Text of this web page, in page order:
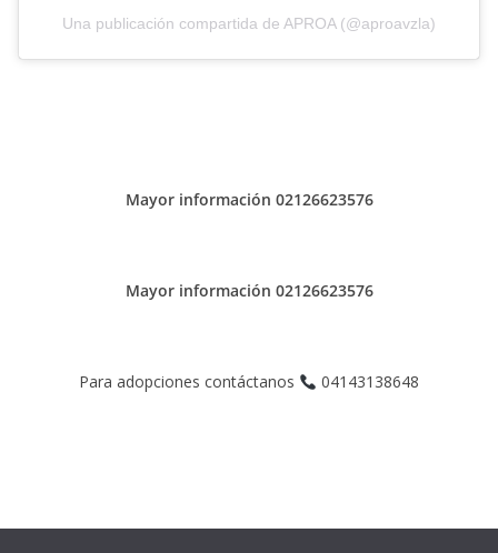
Una publicación compartida de APROA (@aproavzla)
Mayor información 02126623576
Mayor información 02126623576
Para adopciones contáctanos 04143138648